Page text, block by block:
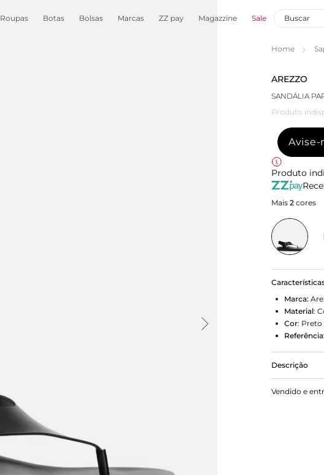
Roupas Botas Bolsas Marcas ZZ pay Magazzine Sale
Home
AREZZO
SANDÁLIA
Produto
Avise-
Produto
Mais 2 cores
Marca:
Material:
Cor: Preto
Referência:
Descrição
Sandália
palmilha
Vendido e